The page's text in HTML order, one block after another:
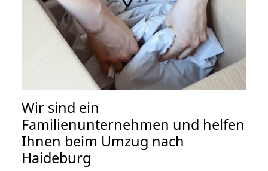
Wir sind ein
Familienunternehmen und helfen
Ihnen beim Umzug nach
Haideburg